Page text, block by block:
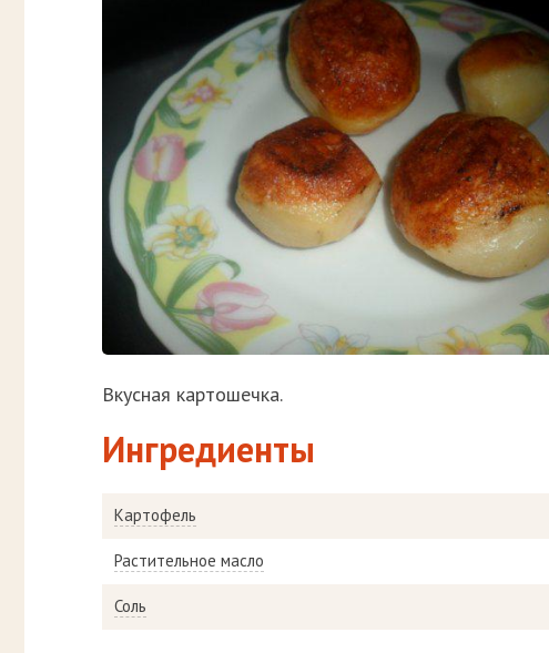
Вкусная картошечка.
Ингредиенты
Картофель
Растительное масло
Соль